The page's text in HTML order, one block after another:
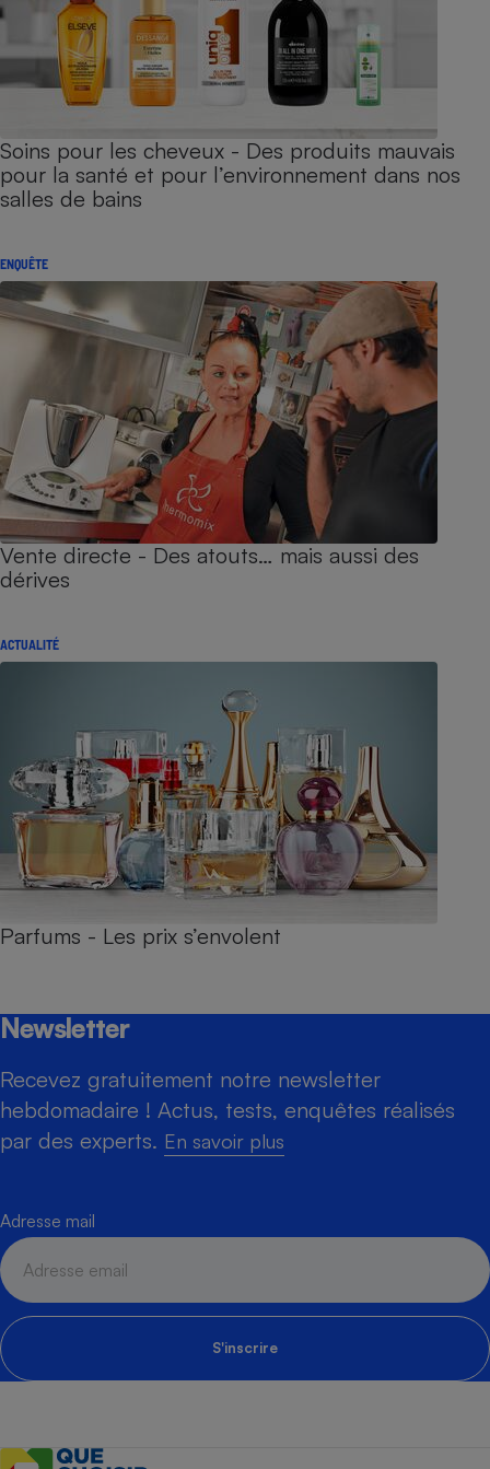
Soins pour les cheveux - Des produits mauvais
pour la santé et pour l’environnement dans nos
salles de bains
ENQUÊTE
Vente directe - Des atouts… mais aussi des
dérives
ACTUALITÉ
Parfums - Les prix s’envolent
Newsletter
Recevez gratuitement notre newsletter
hebdomadaire ! Actus, tests, enquêtes réalisés
par des experts. En savoir plus
Adresse mail
S'inscrire